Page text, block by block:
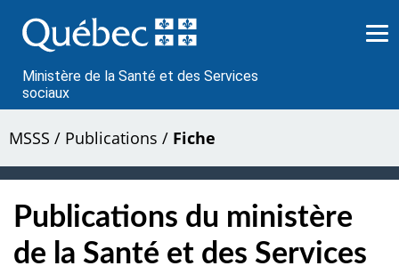
au
contenu
Ministère de la Santé et des Services
sociaux
MSSS / Publications / Fiche
Publications du ministère
de la Santé et des Services